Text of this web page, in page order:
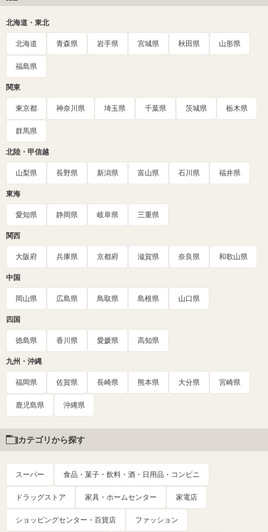
北海道・東北
北海道 青森県 岩手県 宮城県 秋田県 山形県
福島県
関東
東京都 神奈川県 埼玉県 千葉県 茨城県 栃木県
群馬県
北陸・甲信越
山梨県 長野県 新潟県 富山県 石川県 福井県
東海
愛知県 静岡県 岐阜県 三重県
関西
大阪府 兵庫県 京都府 滋賀県 奈良県 和歌山県
中国
岡山県 広島県 鳥取県 島根県 山口県
四国
徳島県 香川県 愛媛県 高知県
九州・沖縄
福岡県 佐賀県 長崎県 熊本県 大分県 宮崎県
鹿児島県 沖縄県
カテゴリから探す
スーパー 食品・菓子・飲料・酒・日用品・コンビニ
ドラッグストア 家具・ホームセンター 家電店
ショッピングセンター・百貨店 ファッション